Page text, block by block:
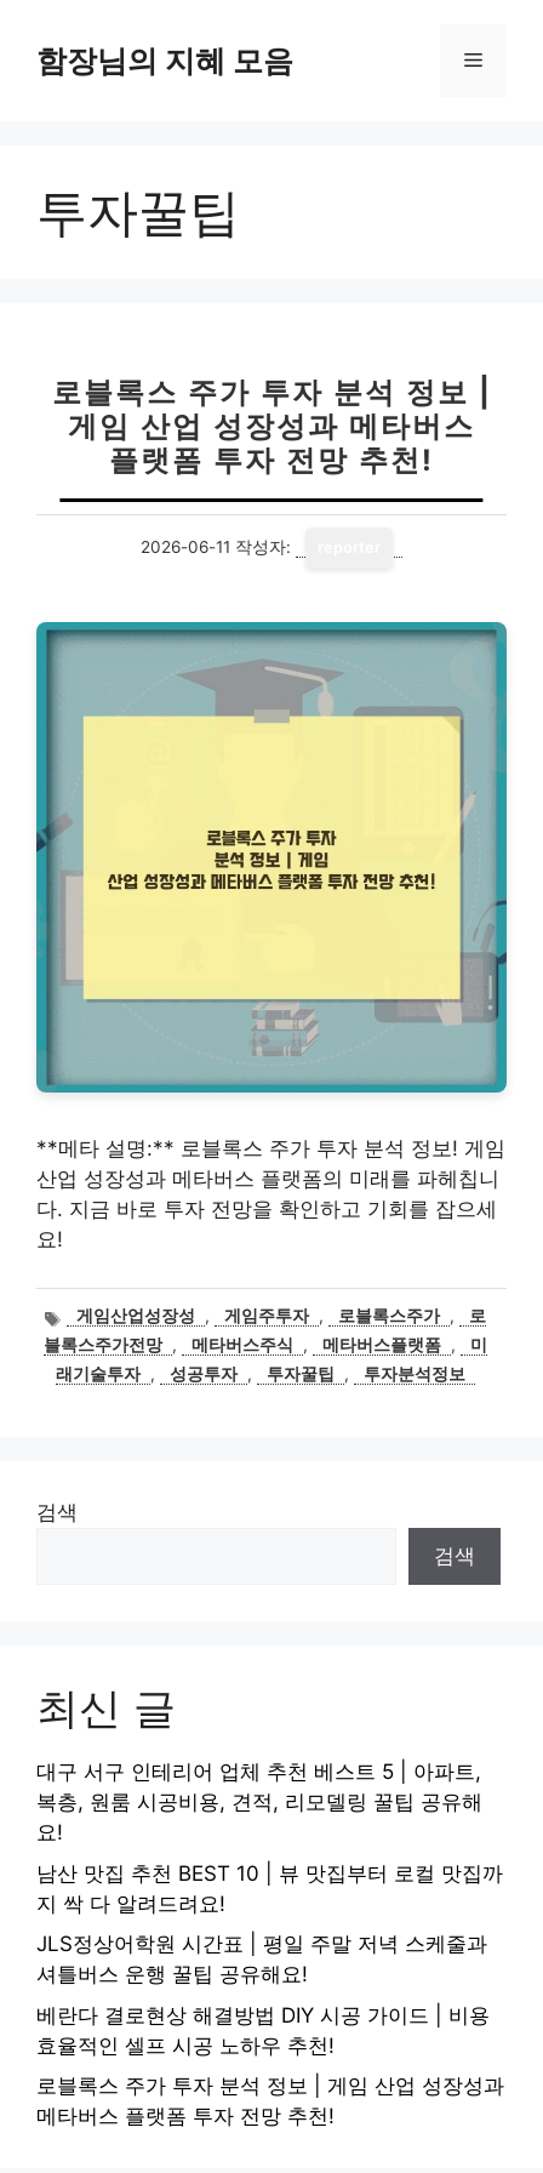
함장님의 지혜 모음 메
투자꿀팁
로블록스 주가 투자 분석 정보 |
게임 산업 성장성과 메타버스
플랫폼 투자 전망 추천!
2026-06-11 작성자:
**메타 설명:** 로블록스 주가 투자 분석 정보! 게임
산업 성장성과 메타버스 플랫폼의 미래를 파헤칩니
다. 지금 바로 투자 전망을 확인하고 기회를 잡으세
요!
태
그
게임산업성장성 , 게임주투자 , 로블록스주가 ,
로
블록스주가전망 , 메타버스주식 , 메타버스플랫폼 ,
미
래기술투자 , 성공투자 , 투자꿀팁 , 투자분석정보
검색
검색
최신 글
대구 서구 인테리어 업체 추천 베스트 5 | 아파트,
복층, 원룸 시공비용, 견적, 리모델링 꿀팁 공유해
요!
남산 맛집 추천 BEST 10 | 뷰 맛집부터 로컬 맛집까
지 싹 다 알려드려요!
JLS정상어학원 시간표 | 평일 주말 저녁 스케줄과
셔틀버스 운행 꿀팁 공유해요!
베란다 결로현상 해결방법 DIY 시공 가이드 | 비용
효율적인 셀프 시공 노하우 추천!
로블록스 주가 투자 분석 정보 | 게임 산업 성장성과
메타버스 플랫폼 투자 전망 추천!